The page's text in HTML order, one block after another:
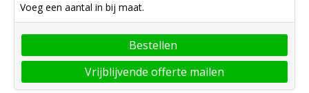
Voeg een aantal in bij maat.
Bestellen
Vrijblijvende offerte mailen